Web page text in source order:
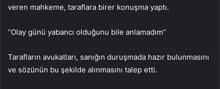
veren mahkeme, taraflara birer konuşma yaptı.
“Olay günü yabancı olduğunu bile anlamadım”
Tarafların avukatları, sanığın duruşmada hazır bulunmasını
ve sözünün bu şekilde alınmasını talep etti.